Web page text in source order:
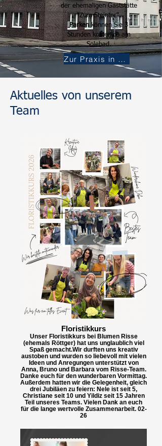
der ehemaligen Gaststätte
"Zum Steintor".
Parken können Sie 3
Stunden kostenlos am
Solebad.
Zur Praxis in Werne
Aktuelles von unserem
Team
Floristikkurs
Unser Floristikkurs bei Blumen Risse
(ehemals Röttger) hat uns unglaublich viel
Spaß gemacht.Wir durften uns kreativ
austoben und wurden so liebevoll mit vielen
Ideen und Anregungen unterstützt von
Anna, Bruno und Barbara vom Risse-Team.
Danke euch für den wunderbaren Vormittag.
Außerdem hatten wir die Gelegenheit, gleich
drei Jubiläen zu feiern: Nele ist seit 5,
Christiane seit 10 und Yildiz seit 15 Jahren
Teil unseres Teams. Vielen Dank an euch
für die lange wertvolle Zusammenarbeit. 02-
26